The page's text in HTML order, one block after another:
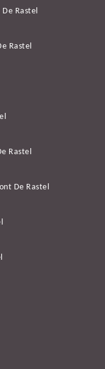
Rastel
Rastel
Rastel
De Rastel